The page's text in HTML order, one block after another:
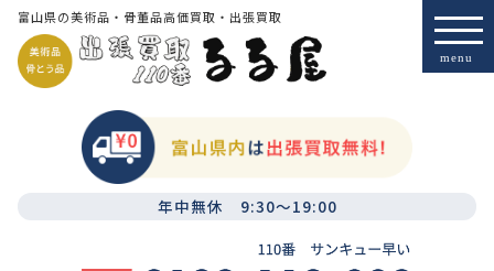
富山県の美術品・骨董品高価買取・出張買取
年中無休 9:30～19:00